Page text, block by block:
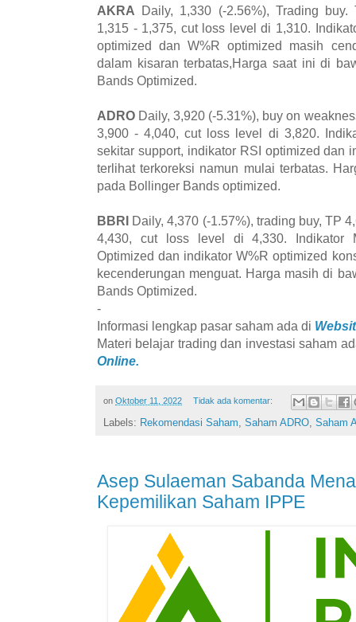
AKRA Daily, 1,330 (-2.56%), Trading
1,315 - 1,375, cut loss level di 1,310.
optimized dan W%R optimized masih
dalam kisaran terbatas,Harga saat ini di
Bands Optimized.
ADRO Daily, 3,920 (-5.31%), buy on
3,900 - 4,040, cut loss level di 3,820.
sekitar support, indikator RSI optimized dan
terlihat terkoreksi namun mulai terbatas.
pada Bollinger Bands optimized.
BBRI
Daily, 4,370 (-1.57%), trading buy, TP
4,430, cut loss level di 4,330. Indikator
Optimized dan indikator W%R optimized
kecenderungan menguat. Harga masih di
Bands Optimized.
-
Informasi lengkap pasar saham ada di
Materi belajar trading dan investasi saham
Online.
on Oktober 11, 2022 Tidak ada komentar:
Labels: Rekomendasi Saham Saham ADRO Saham
Asep Sulaeman Sabanda
Kepemilikan Saham IPPE